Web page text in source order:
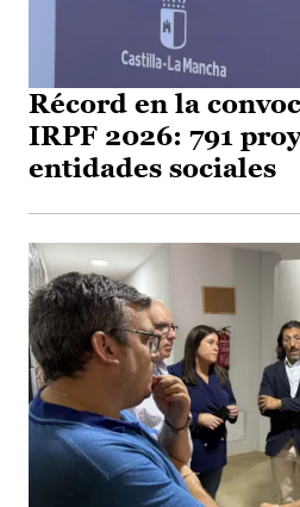
Récord en la
IRPF 2026: 791
entidades sociales